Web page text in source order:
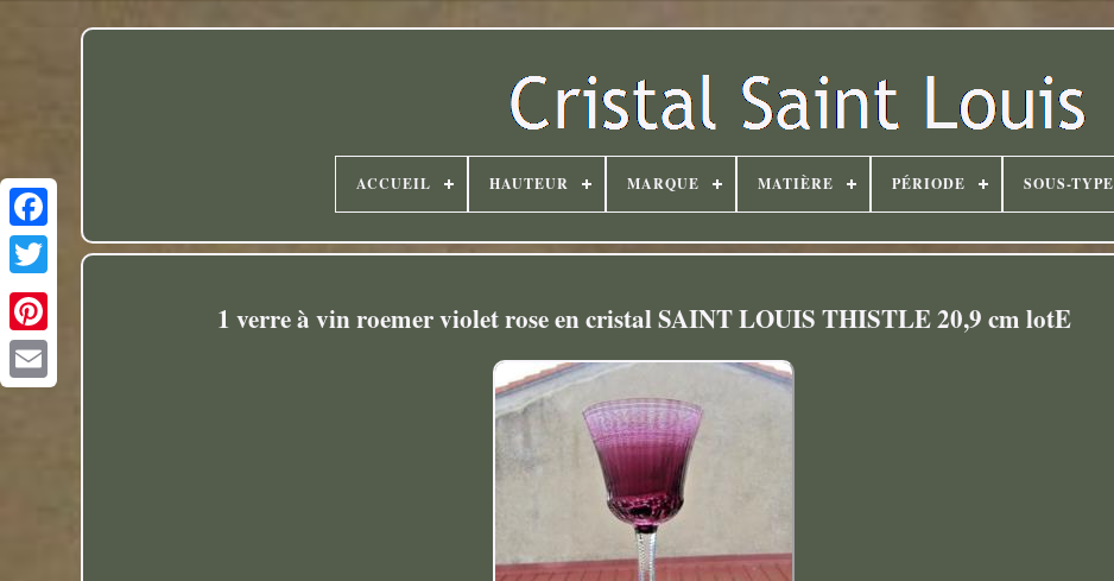
Twitter
ACCUEIL HAUTEUR MARQUE MATIÈRE PÉRIODE SOUS-TYPE
1 verre à vin roemer violet rose en cristal SAINT LOUIS THISTLE 20,9 cm lotE